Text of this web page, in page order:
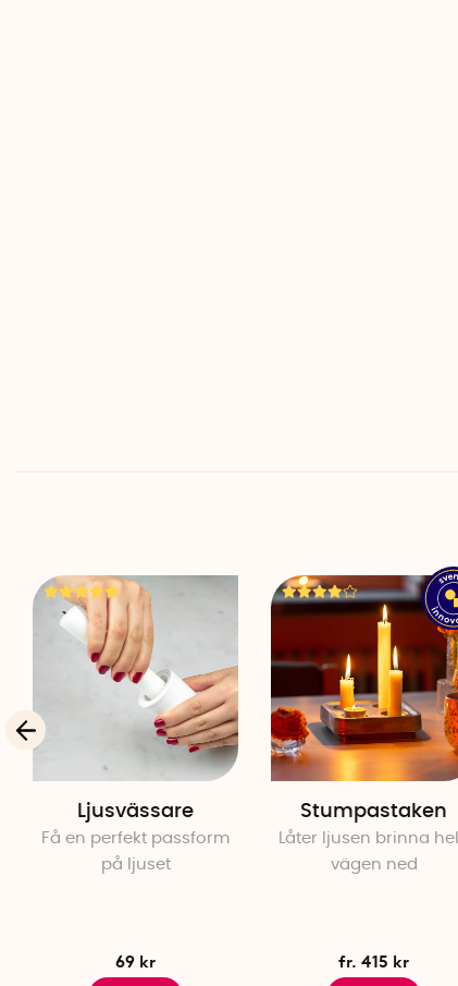
Ljusvässare
Få en perfekt passform
på ljuset
69 kr
Stumpastaken
Låter ljusen brinna
vägen ned
fr. 415 kr